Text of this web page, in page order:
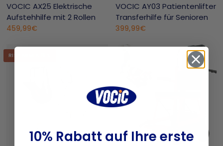
VOCIC AX25 Elektrische
Aufstehhilfe mit 2 Rollen
459,99€
VOCIC AY03 Patientenlifter
Transferhilfe für Senioren
399,99€
RISPARMIA 15%
10% Rabatt auf Ihre erste